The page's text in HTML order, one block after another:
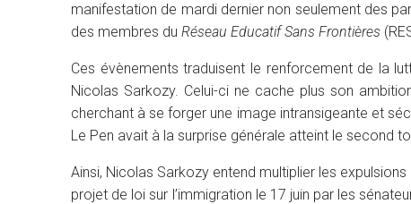
manifestation de mardi dernier non seulement des
des membres du Réseau Educatif Sans Frontières
Ces évènements traduisent le renforcement de la
Nicolas Sarkozy. Celui-ci ne cache plus son
cherchant à se forger une image intransigeante et
Le Pen avait à la surprise générale atteint le second
Ainsi, Nicolas Sarkozy entend multiplier les
projet de loi sur l’immigration le 17 juin par les